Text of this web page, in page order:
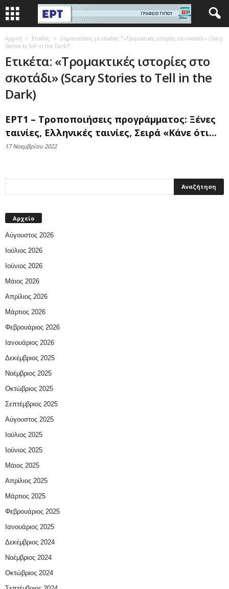
Αρχική Ετικέτες
Δημοσιεύσεις με ετικέτες "«Τρομακτικές ιστορίες στο σκοτάδι» (Scary
Stories to Tell in the Dark)"
Ετικέτα: «Τρομακτικές ιστορίες στο
σκοτάδι» (Scary Stories to Tell in the
Dark)
ΕΡΤ1 – Τροποποιήσεις προγράμματος: Ξένες
ταινίες, Ελληνικές ταινίες, Σειρά «Κάνε ότι...
17 Νοεμβρίου 2022
Αρχείο
Αύγουστος 2026
Ιούλιος 2026
Ιούνιος 2026
Μάιος 2026
Απρίλιος 2026
Μάρτιος 2026
Φεβρουάριος 2026
Ιανουάριος 2026
Δεκέμβριος 2025
Νοέμβριος 2025
Οκτώβριος 2025
Σεπτέμβριος 2025
Αύγουστος 2025
Ιούλιος 2025
Ιούνιος 2025
Μάιος 2025
Απρίλιος 2025
Μάρτιος 2025
Φεβρουάριος 2025
Ιανουάριος 2025
Δεκέμβριος 2024
Νοέμβριος 2024
Οκτώβριος 2024